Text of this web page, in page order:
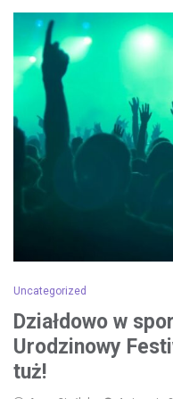
Uncategorized
Działdowo w
Urodzinowy
tuż!